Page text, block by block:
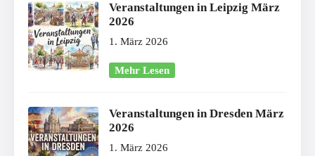
Veranstaltungen in Leipzig März
2026
1. März 2026
Mehr Lesen
Veranstaltungen in Dresden März
2026
1. März 2026